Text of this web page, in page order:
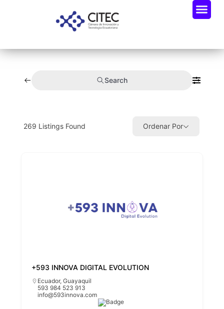
Search
269 Listings Found Ordenar Por
+593 INNOVA DIGITAL EVOLUTION
Ecuador,Guayaquil
593 984 523 913
info@593innova.com